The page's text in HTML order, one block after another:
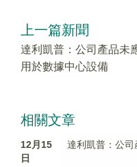
上一篇新聞
達利凱普：公司產品未
用於數據中心設備
相關文章
12月15
日
達利凱普：公